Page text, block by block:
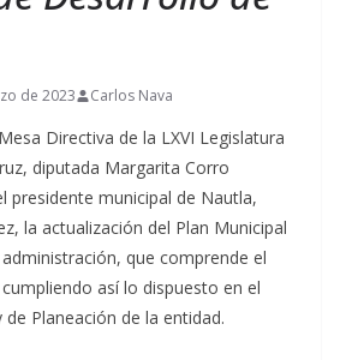
de 2023 Carlos Nava
Directiva de la LXVI Legislatura
diputada Margarita Corro
presidente municipal de Nautla,
la actualización del Plan Municipal
que comprende el
así lo dispuesto en el
Planeación de la entidad.